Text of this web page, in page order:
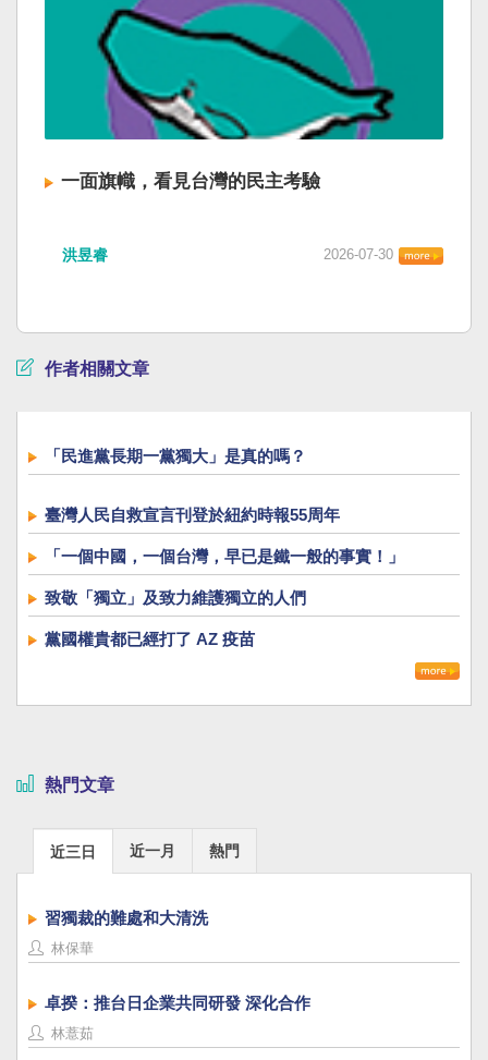
一面旗幟，看見台灣的民主考驗
洪昱睿 2026-07-30
作者相關文章
「民進黨長期一黨獨大」是真的嗎？
臺灣人民自救宣言刊登於紐約時報55周年
「一個中國，一個台灣，早已是鐵一般的事實！」
致敬「獨立」及致力維護獨立的人們
黨國權貴都已經打了 AZ 疫苗
熱門文章
近三日 近一月 熱門
習獨裁的難處和大清洗
林保華
卓揆：推台日企業共同研發 深化合作
林薏茹